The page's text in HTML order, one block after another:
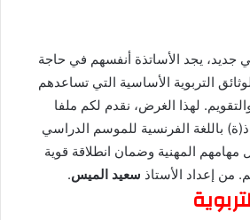
يجد الأساتذة أنفسهم في حاجة
التربوية الأساسية التي تساعدهم
لهذا الغرض، نقدم لكم ملفا
باللغة الفرنسية للموسم الدراسي
تسهيل مهامهم المهنية وضمان انطلاقة قوية
من إعداد الأستاذ سعيد الميس.